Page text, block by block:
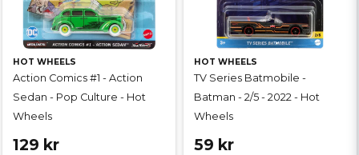
HOT WHEELS
Action Comics #1 - Action
Sedan - Pop Culture - Hot
Wheels
129 kr
HOT WHEELS
TV Series Batmobile -
Batman - 2/5 - 2022 - Hot
Wheels
59 kr